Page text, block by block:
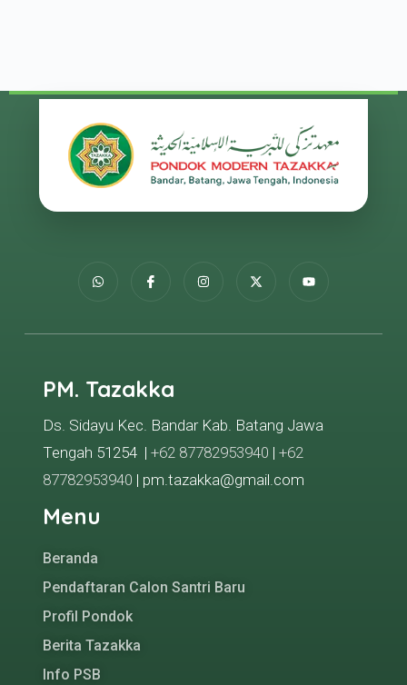
PM. Tazakka
Ds. Sidayu Kec. Bandar Kab. Batang Jawa
Tengah 51254 | +62 87782953940 | +62
87782953940 | pm.tazakka@gmail.com
Menu
Beranda
Pendaftaran Calon Santri Baru
Profil Pondok
Berita Tazakka
Info PSB